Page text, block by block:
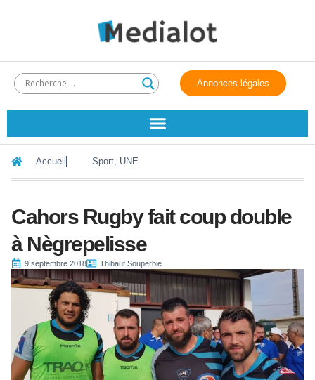
Annonces légales
Accueil Sport, UNE
Cahors Rugby fait coup double
à Nègrepelisse
9 septembre 2018 Thibaut Souperbie